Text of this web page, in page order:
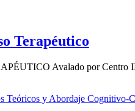
Terapéutico
Avalado por Centro